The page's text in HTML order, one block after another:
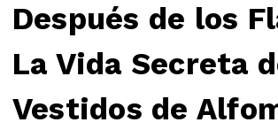
Después de los
La Vida Secreta
Vestidos de